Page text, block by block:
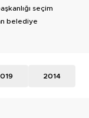
seçim
belediye
2014